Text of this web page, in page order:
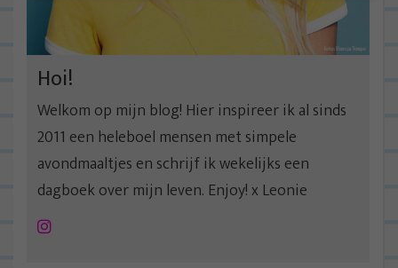
Hoi!
Welkom op mijn blog! Hier inspireer ik al sinds
2011 een heleboel mensen met simpele
avondmaaltjes en schrijf ik wekelijks een
dagboek over mijn leven. Enjoy! x Leonie
Instagram